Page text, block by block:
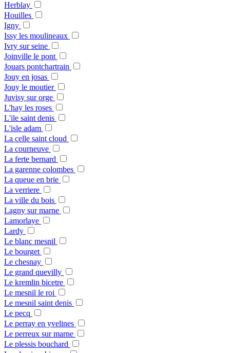
Herblay
Houilles
Igny
Issy les moulineaux
Ivry sur seine
Joinville le pont
Jouars pontchartrain
Jouy en josas
Jouy le moutier
Juvisy sur orge
L'hay les roses
L'ile saint denis
L'isle adam
La celle saint cloud
La courneuve
La ferte bernard
La garenne colombes
La queue en brie
La verriere
La ville du bois
Lagny sur marne
Lamorlaye
Lardy
Le blanc mesnil
Le bourget
Le chesnay
Le grand quevilly
Le kremlin bicetre
Le mesnil le roi
Le mesnil saint denis
Le pecq
Le perray en yvelines
Le perreux sur marne
Le plessis bouchard